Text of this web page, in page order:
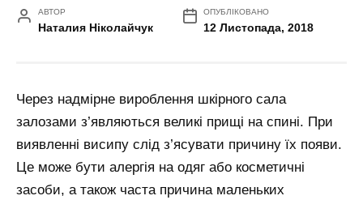
АВТОР
Наталия Ніколайчук
ОПУБЛІКОВАНО
12 Листопада, 2018
Через надмірне вироблення шкірного сала
залозами з’являються великі прищі на спині. При
виявленні висипу слід з’ясувати причину їх появи.
Це може бути алергія на одяг або косметичні
засоби, а також часта причина маленьких